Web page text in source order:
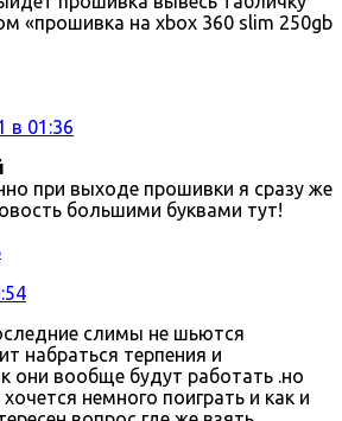
«прошивка на xbox 360 slim 250gb
в 01:36
при выходе прошивки я сразу же
большими буквами тут!
слимы не шьются
набраться терпения и
они вообще будут работать .но
немного поиграть и как и